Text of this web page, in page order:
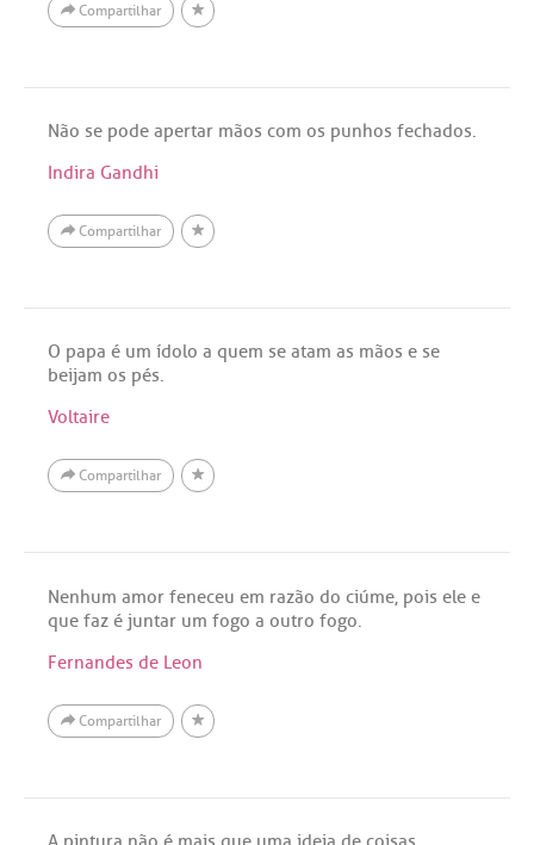
Compartilhar
Não se pode apertar mãos com os punhos fechados.
Indira Gandhi
Compartilhar
O papa é um ídolo a quem se atam as mãos e se
beijam os pés.
Voltaire
Compartilhar
Nenhum amor feneceu em razão do ciúme, pois ele e
que faz é juntar um fogo a outro fogo.
Fernandes de Leon
Compartilhar